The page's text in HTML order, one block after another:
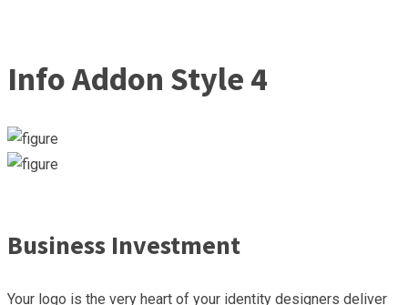
Info Addon Style 4
Business Investment
Your logo is the very heart of your identity designers deliver